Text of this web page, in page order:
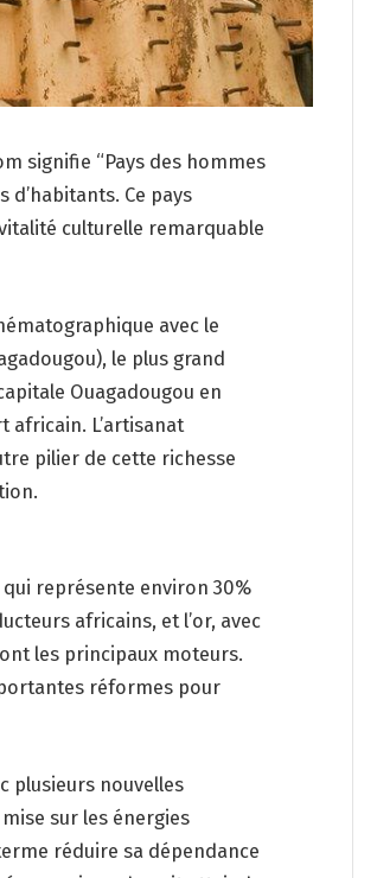
signifie “Pays des hommes
d’habitants. Ce pays
culturelle remarquable
avec le
le plus grand
Ouagadougou en
africain. L’artisanat
pilier de cette richesse
représente environ 30%
africains, et l’or, avec
les principaux moteurs.
réformes pour
plusieurs nouvelles
sur les énergies
réduire sa dépendance